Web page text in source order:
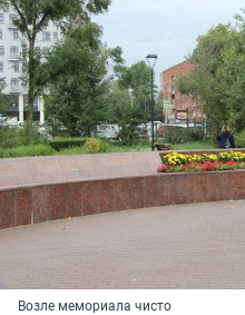
Возле мемориала чисто